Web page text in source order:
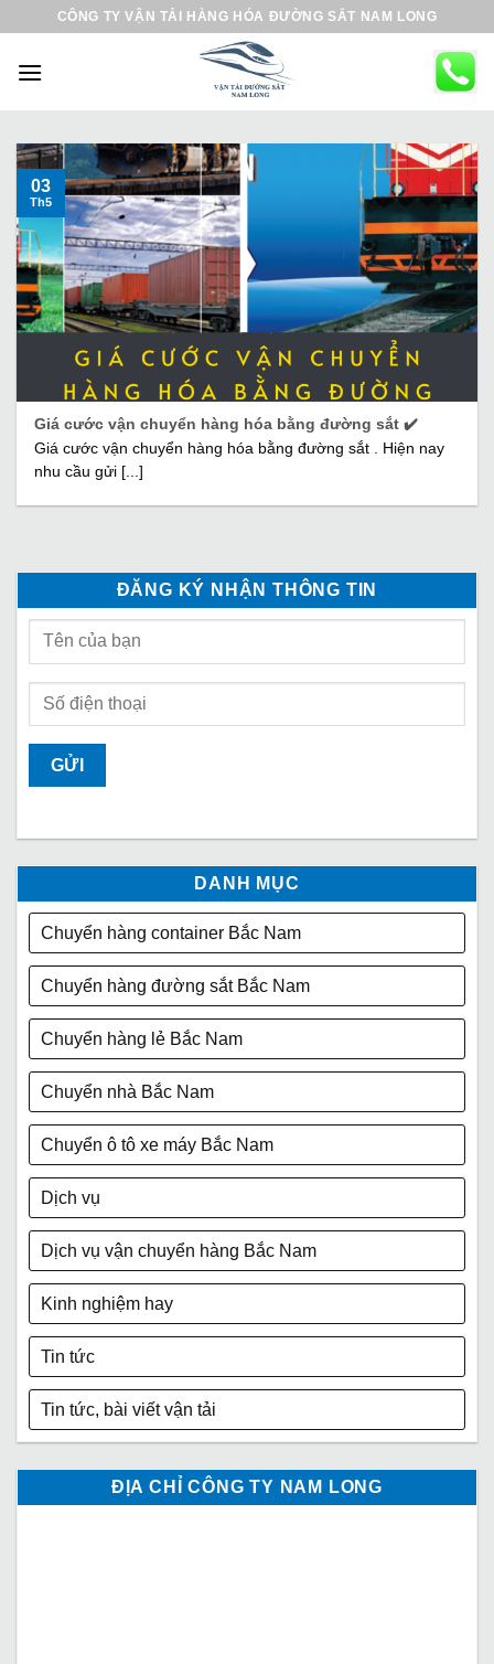
CÔNG TY VẬN TẢI HÀNG HÓA ĐƯỜNG SẮT NAM LONG
Giá cước vận chuyển hàng hóa bằng đường sắt ✔️
Giá cước vận chuyển hàng hóa bằng đường sắt . Hiện nay
nhu cầu gửi [...]
03
Th5
ĐĂNG KÝ NHẬN THÔNG TIN
DANH MỤC
Chuyển hàng container Bắc Nam
Chuyển hàng đường sắt Bắc Nam
Chuyển hàng lẻ Bắc Nam
Chuyển nhà Bắc Nam
Chuyển ô tô xe máy Bắc Nam
Dịch vụ
Dịch vụ vận chuyển hàng Bắc Nam
Kinh nghiệm hay
Tin tức
Tin tức, bài viết vận tải
ĐỊA CHỈ CÔNG TY NAM LONG